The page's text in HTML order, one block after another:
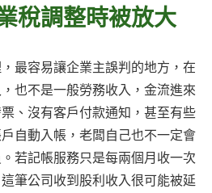
稅調整時被放大
最容易讓企業主誤判的地方，在
也不是一般勞務收入，金流進來
、沒有客戶付款通知，甚至有些
自動入帳，老闆自己也不一定會
若記帳服務只是每兩個月收一次
筆公司收到股利收入很可能被延